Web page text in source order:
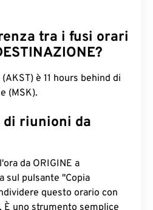
tra i fusi orari
è 11 hours behind di
(MSK).
riunioni da
da ORIGINE a
sul pulsante "Copia
questo orario con
È uno strumento semplice